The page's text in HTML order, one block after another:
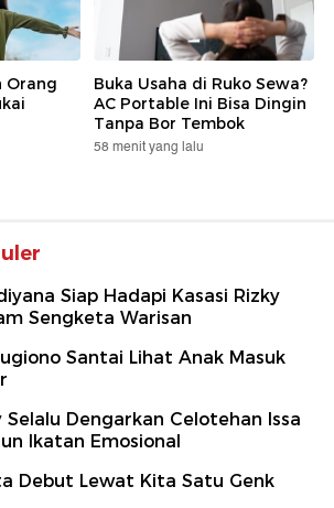
Orang
Buka Usaha di Ruko Sewa?
AC Portable Ini Bisa Dingin
Tanpa Bor Tembok
58 menit yang lalu
Siap Hadapi Kasasi Rizky
Sengketa Warisan
Santai Lihat Anak Masuk
Selalu Dengarkan Celotehan Issa
Ikatan Emosional
Debut Lewat Kita Satu Genk